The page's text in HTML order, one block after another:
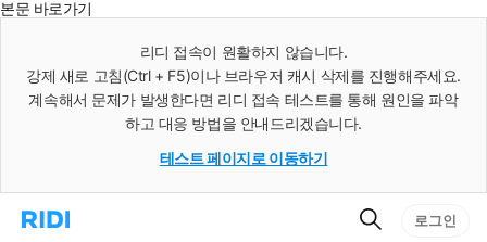
본문 바로가기
리디 접속이 원활하지 않습니다.
강제 새로 고침(Ctrl + F5)이나 브라우저 캐시 삭제를 진행해주세요.
계속해서 문제가 발생한다면 리디 접속 테스트를 통해 원인을 파악
하고 대응 방법을 안내드리겠습니다.
테스트 페이지로 이동하기
리
검
로그인